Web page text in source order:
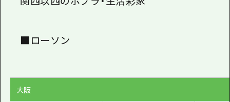
■ローソン
大阪